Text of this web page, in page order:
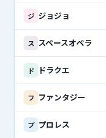
ジ ジョジョ
ス スペースオペラ
ド ドラクエ
フ ファンタジー
プ プロレス